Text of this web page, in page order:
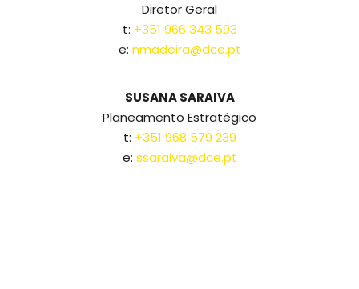
Diretor Geral
t: +351 966 343 593
e: nmadeira@dce.pt
SUSANA SARAIVA
Planeamento Estratégico
t: +351 968 579 239
e: ssaraiva@dce.pt